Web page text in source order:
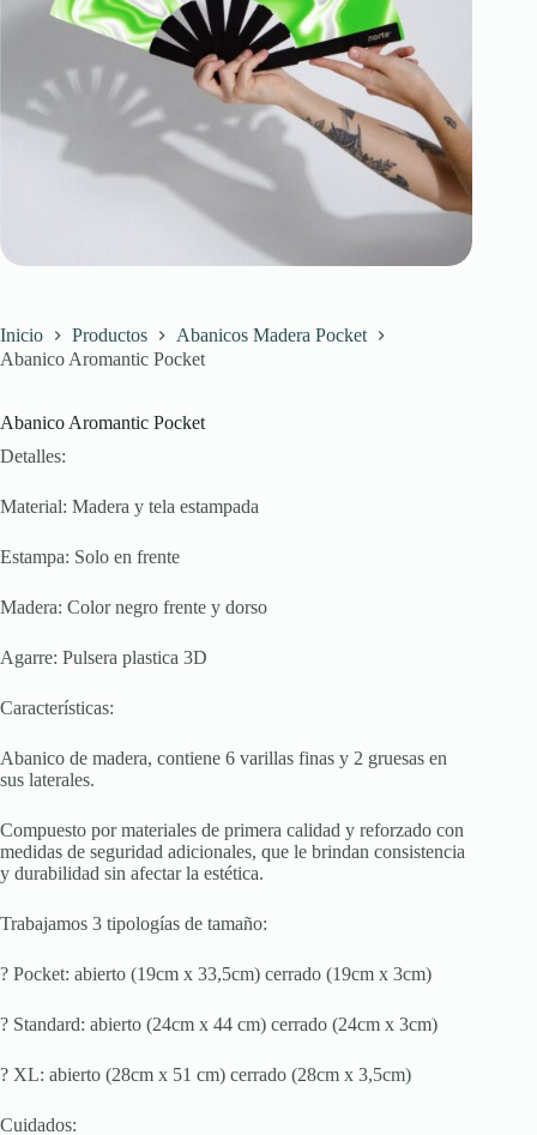
Inicio Productos
Abanicos Madera Pocket
Abanico Aromantic Pocket
Abanico Aromantic Pocket
Detalles:
Material: Madera y tela estampada
Estampa: Solo en frente
Madera: Color negro frente y dorso
Agarre: Pulsera plastica 3D
Características:
Abanico de madera, contiene 6 varillas finas y 2 gruesas en
sus laterales.
Compuesto por materiales de primera calidad y reforzado con
medidas de seguridad adicionales, que le brindan consistencia
y durabilidad sin afectar la estética.
Trabajamos 3 tipologías de tamaño:
? Pocket: abierto (19cm x 33,5cm) cerrado (19cm x 3cm)
? Standard: abierto (24cm x 44 cm) cerrado (24cm x 3cm)
? XL: abierto (28cm x 51 cm) cerrado (28cm x 3,5cm)
Cuidados: